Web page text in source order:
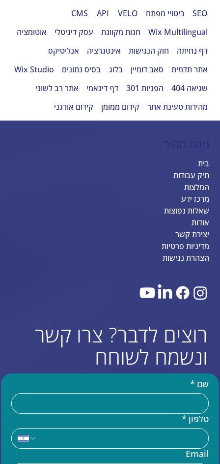
SEO
ביטויי מפתח VELO
API
CMS
Wix Multilingual
חנות מקוונת עסק דיגיטלי
אוטומציה
דף נחיתה
חוק הנגישות אינטגרציה
אנליטיקס
אתר תדמית
סאב דומיין בלוג בסיס נתונים
Wix Studio
שגיאה 404
הפניות 301 דף דינאמי
אתר רב לשוני
מהירות טעינת אתר
קידום ממומן קידום אורגני
בית
תיק עבודות
המלצות
מרכז ידע
שאלות נפוצות
אודות
יצירת קשר
מדיניות פרטיות
הצהרת נגישות
עוד באתר
שם *
טלפון *
Email
רוצים לדבר? צרו קשר
ונשמח לשוחח